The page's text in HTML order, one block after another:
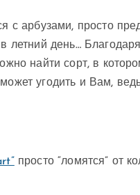
с арбузами, просто
летний день…
найти сорт, в
угодить и Вам,
просто “ломятся” от